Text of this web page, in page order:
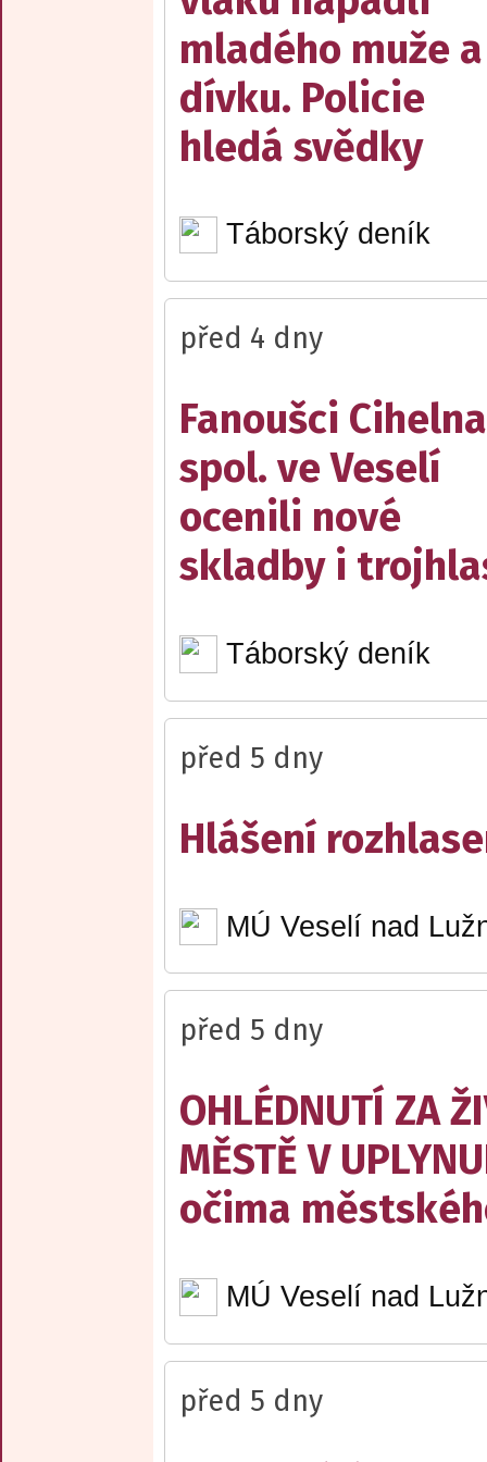
mladého muže a
dívku. Policie
hledá svědky
Táborský deník
před 4 dny
Fanoušci
spol. ve Veselí
ocenili nové
skladby i
Táborský deník
před 5 dny
Hlášení
MÚ Veselí nad
před 5 dny
OHLÉDNUTÍ ZA
MĚSTĚ V
očima
MÚ Veselí nad
před 5 dny